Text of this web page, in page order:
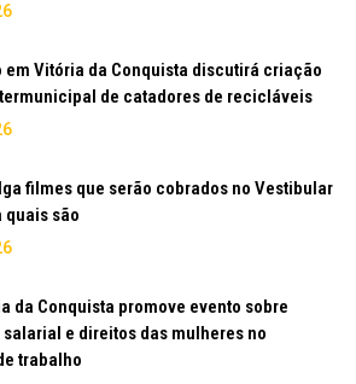
em Vitória da Conquista discutirá criação
de catadores de recicláveis
filmes que serão cobrados no Vestibular
quais são
da Conquista promove evento sobre
e direitos das mulheres no
trabalho